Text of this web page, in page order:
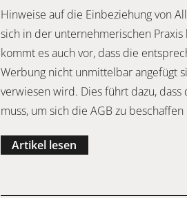
Hinweise auf die Einbeziehung von
sich in der unternehmerischen
kommt es auch vor, dass die
Werbung nicht unmittelbar angefügt
verwiesen wird. Dies führt dazu,
muss, um sich die AGB zu
Artikel lesen